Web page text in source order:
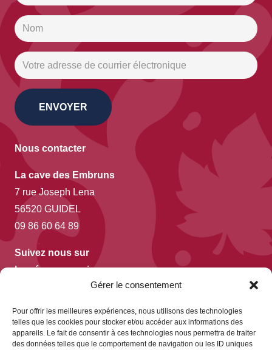
Gérer le consentement
Pour offrir les meilleures expériences, nous utilisons des technologies
telles que les cookies pour stocker et/ou accéder aux informations des
appareils. Le fait de consentir à ces technologies nous permettra de traiter
des données telles que le comportement de navigation ou les ID uniques
ENVOYER
Nous contacter
La cave des Embruns
7 rue Joseph Lena
56520 GUIDEL
09 86 60 64 89
Suivez nous sur
les réseaux sociaux
Nous rendre visite